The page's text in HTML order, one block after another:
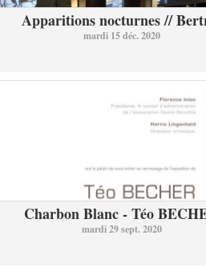
Apparitions nocturnes //
mardi 15 déc. 2020
Charbon Blanc - Téo
mardi 29 sept. 2020